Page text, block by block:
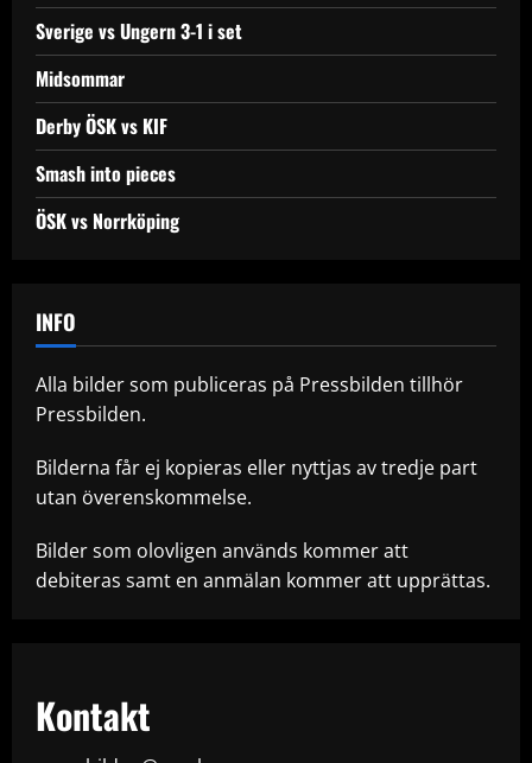
Sverige vs Ungern 3-1 i set
Midsommar
Derby ÖSK vs KIF
Smash into pieces
ÖSK vs Norrköping
INFO
Alla bilder som publiceras på Pressbilden tillhör
Pressbilden.
Bilderna får ej kopieras eller nyttjas av tredje part
utan överenskommelse.
Bilder som olovligen används kommer att
debiteras samt en anmälan kommer att upprättas.
Kontakt